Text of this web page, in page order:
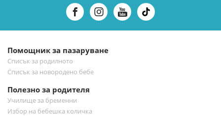
бюлетин:
Помощник за пазаруване
Списък за родилното
Списък за новородено бебе
Полезно за родителя
Училище за бременни
Избор на бебешка количка